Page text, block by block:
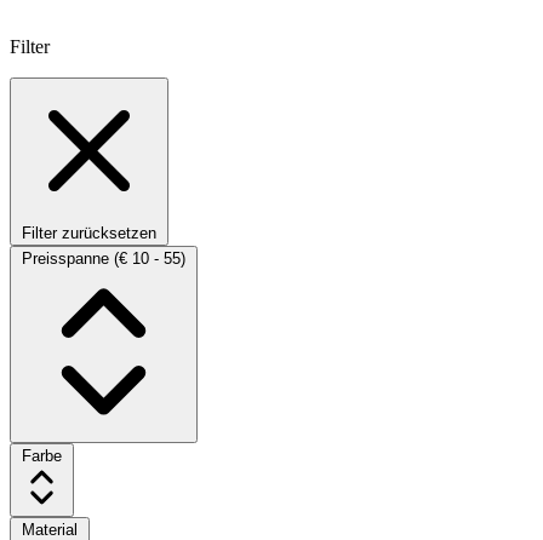
Filter
Filter zurücksetzen
Preisspanne (€ 10 - 55)
Farbe
Material